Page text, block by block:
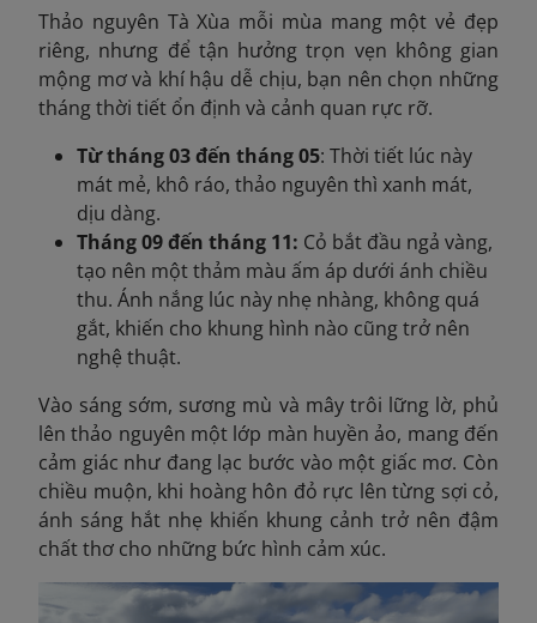
Thảo nguyên Tà Xùa mỗi mùa mang một vẻ đẹp
riêng, nhưng để tận hưởng trọn vẹn không gian
mộng mơ và khí hậu dễ chịu, bạn nên chọn những
tháng thời tiết ổn định và cảnh quan rực rỡ.
Từ tháng 03 đến tháng 05: Thời tiết lúc này
mát mẻ, khô ráo, thảo nguyên thì xanh mát,
dịu dàng.
Tháng 09 đến tháng 11: Cỏ bắt đầu ngả vàng,
tạo nên một thảm màu ấm áp dưới ánh chiều
thu. Ánh nắng lúc này nhẹ nhàng, không quá
gắt, khiến cho khung hình nào cũng trở nên
nghệ thuật.
Vào sáng sớm, sương mù và mây trôi lững lờ, phủ
lên thảo nguyên một lớp màn huyền ảo, mang đến
cảm giác như đang lạc bước vào một giấc mơ. Còn
chiều muộn, khi hoàng hôn đỏ rực lên từng sợi cỏ,
ánh sáng hắt nhẹ khiến khung cảnh trở nên đậm
chất thơ cho những bức hình cảm xúc.